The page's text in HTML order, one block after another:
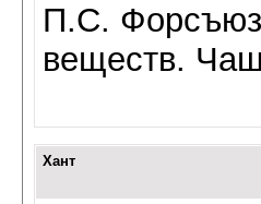
П.С.
веществ.
Хант